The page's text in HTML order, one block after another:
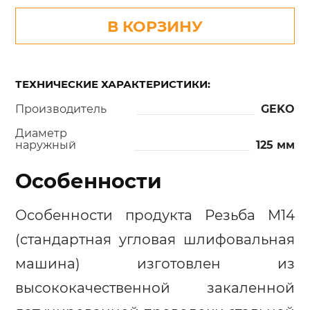
В КОРЗИНУ
ТЕХНИЧЕСКИЕ ХАРАКТЕРИСТИКИ:
Производитель
GEKO
Диаметр
наружный
125 мм
Особенности
Особенности продукта Резьба M14
(стандартная угловая шлифовальная
машина) изготовлен из
высококачественной закаленной